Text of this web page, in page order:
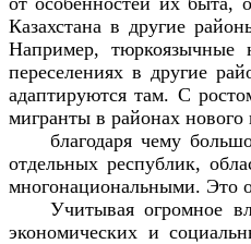
Казахстана в другие
Например, тюркоязычные
переселениях в другие
адаптируются там. С
мигранты в районах
благодаря чему
отдельных республик,
многонациональными. Это
Учитывая огромное
экономических и